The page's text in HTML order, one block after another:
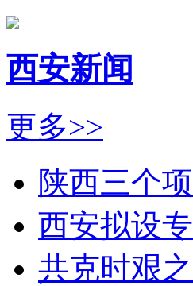
西安新闻
更多>>
陕西三个
西安拟设
共克时艰